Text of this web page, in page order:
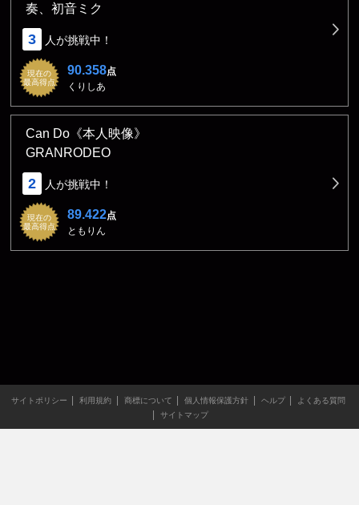
奏、初音ミク
3 人が挑戦中！
現在の
最高得点
90.358点
くりしあ
Can Do《本人映像》
GRANRODEO
2 人が挑戦中！
現在の
最高得点
89.422点
ともりん
サイトポリシー 利用規約 商標について 個人情報保護方針 ヘルプ
よくある質問
サイトマップ